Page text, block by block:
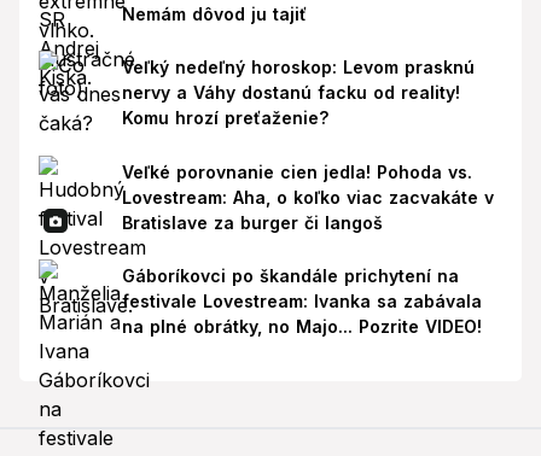
Nemám dôvod ju tajiť
Veľký nedeľný horoskop: Levom prasknú
nervy a Váhy dostanú facku od reality!
Komu hrozí preťaženie?
Veľké porovnanie cien jedla! Pohoda vs.
Lovestream: Aha, o koľko viac zacvakáte v
Bratislave za burger či langoš
Gáboríkovci po škandále prichytení na
festivale Lovestream: Ivanka sa zabávala
na plné obrátky, no Majo... Pozrite VIDEO!